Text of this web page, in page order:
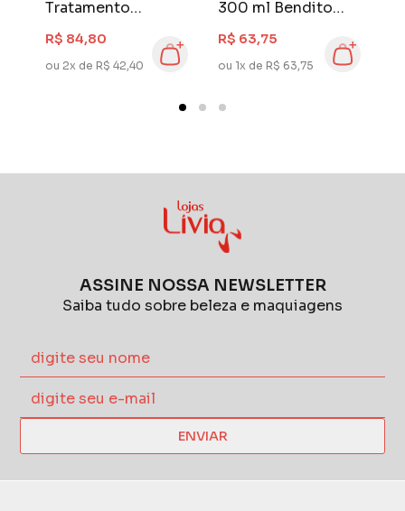
Tratamento
Haskell 300 gr
Bendito Loiro
R$ 84,80
ou 2x de R$ 42,40
300 ml Bendito
Loiro
R$ 63,75
ou 1x de R$ 63,75
ASSINE NOSSA NEWSLETTER
Saiba tudo sobre beleza e maquiagens
ENVIAR